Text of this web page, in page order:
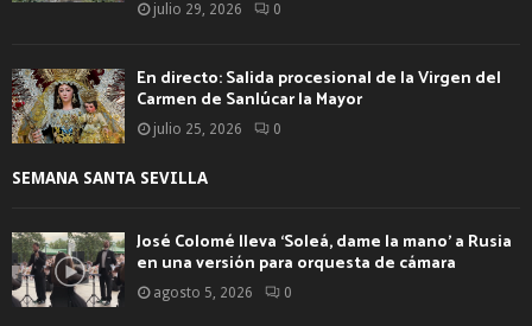
julio 29, 2026 0
En directo: Salida procesional de la Virgen del
Carmen de Sanlúcar la Mayor
julio 25, 2026 0
SEMANA SANTA SEVILLA
José Colomé lleva ‘Soleá, dame la mano’ a Rusia
en una versión para orquesta de cámara
agosto 5, 2026 0